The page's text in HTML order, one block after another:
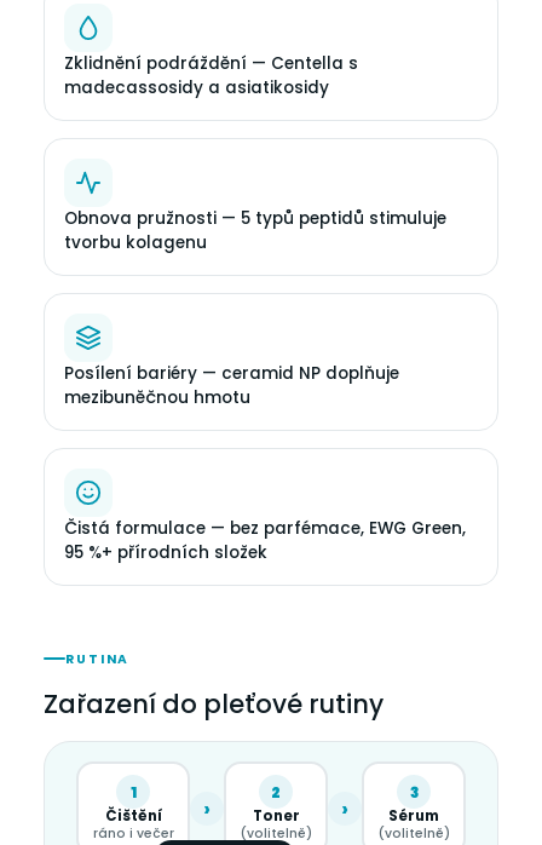
Zklidnění podráždění — Centella s
madecassosidy a asiatikosidy
Obnova pružnosti — 5 typů peptidů stimuluje
tvorbu kolagenu
Posílení bariéry — ceramid NP doplňuje
mezibuněčnou hmotu
Čistá formulace — bez parfémace, EWG Green,
95 %+ přírodních složek
RUTINA
Zařazení do pleťové rutiny
1
Čištění
ráno i večer
›
2
Toner
(volitelně)
›
3
Sérum
(volitelně)